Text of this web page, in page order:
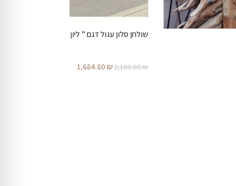
שולחן סלון עגול דגם ” ליון”
2,160.00₪
1,684.80₪